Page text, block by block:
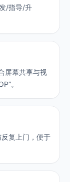
/指导/升
屏幕共享与视
。
复上门，便于